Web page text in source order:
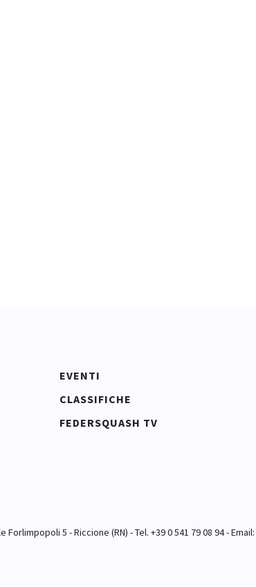
EVENTI
CLASSIFICHE
FEDERSQUASH TV
5 - Riccione (RN) - Tel. +39 0 541 79 08 94 - Email: